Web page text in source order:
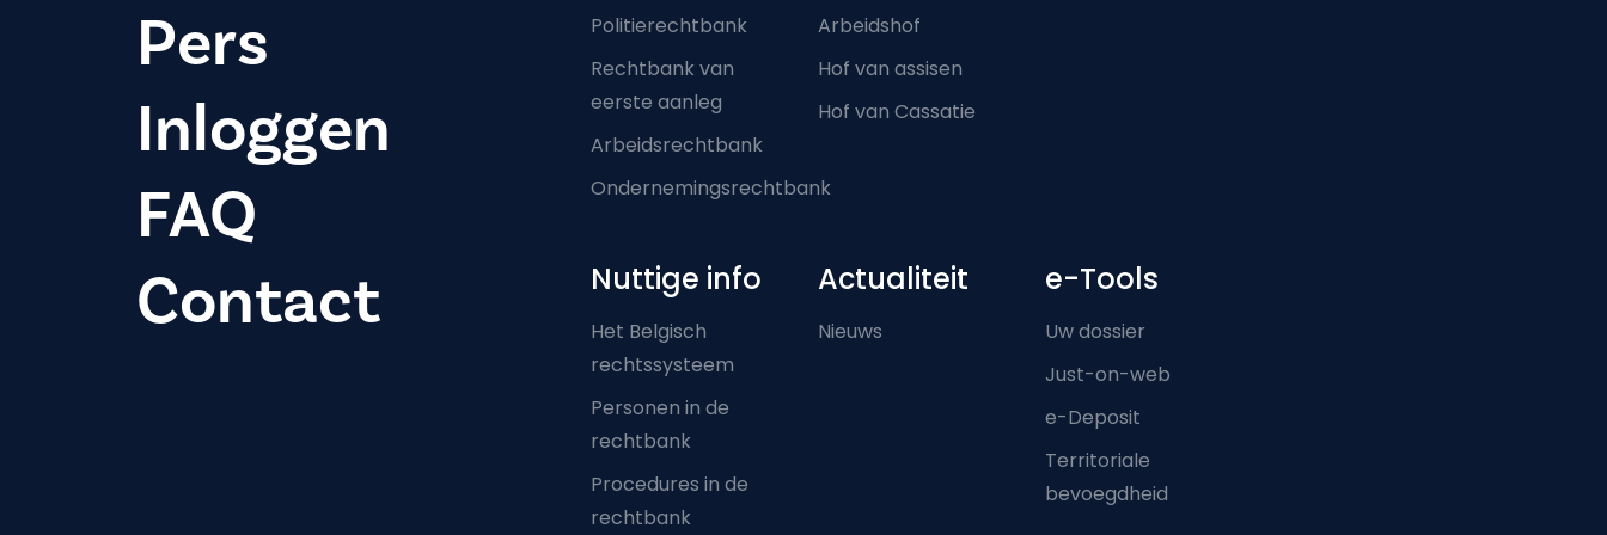
Pers
Inloggen
FAQ
Contact
Politierechtbank
Rechtbank van
eerste aanleg
Arbeidsrechtbank
Ondernemingsrechtbank
Arbeidshof
Hof van assisen
Hof van Cassatie
Nuttige info
Het Belgisch
rechtssysteem
Personen in de
rechtbank
Procedures in de
rechtbank
Actualiteit
Nieuws
e-Tools
Uw dossier
Just-on-web
e-Deposit
Territoriale
bevoegdheid